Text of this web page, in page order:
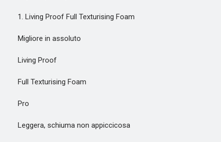
1. Living Proof Full Texturising Foam
Migliore in assoluto
Living Proof
Full Texturising Foam
Pro
Leggera, schiuma non appiccicosa